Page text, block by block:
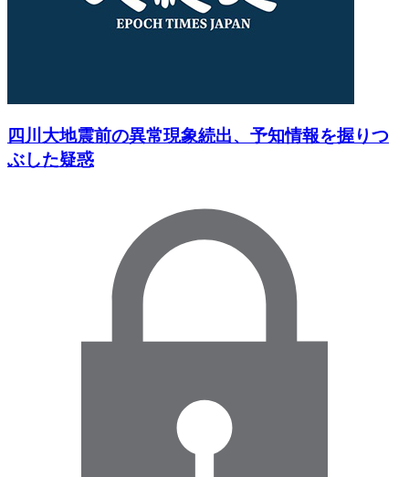
四川大地震前の異常現象続出、予知情報を握りつ
ぶした疑惑